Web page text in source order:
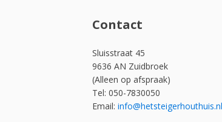
Contact
Sluisstraat 45
9636 AN Zuidbroek
(Alleen op afspraak)
Tel: 050-7830050
Email: info@hetsteigerhouthuis.nl